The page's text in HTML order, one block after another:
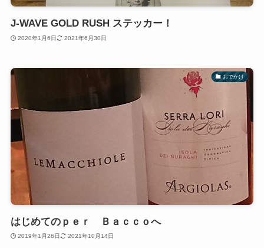
J-WAVE GOLD RUSH ステッカー！
2020年1月6日 2021年6月30日
おでかけ
はじめてのｐｅｒ Ｂａｃｃｏへ
2019年1月26日 2021年10月14日